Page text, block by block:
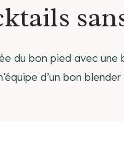
du bon pied avec
d’un bon